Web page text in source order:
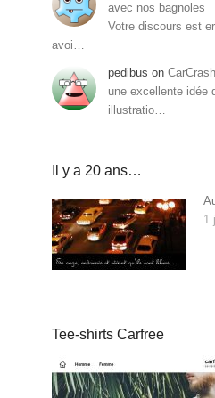
avec nos bagnoles
Votre discours est
avoi…
pedibus on CarCrash
une excellente idée
illustratio…
Il y a 20 ans…
1
Tee-shirts Carfree